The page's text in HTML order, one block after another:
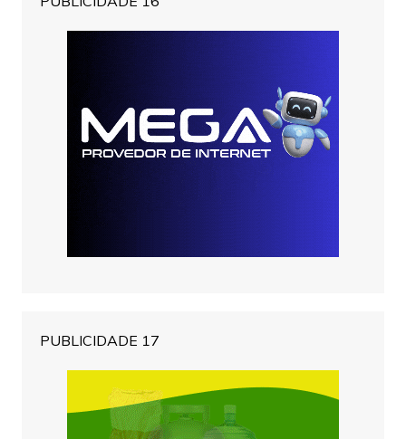
PUBLICIDADE 17